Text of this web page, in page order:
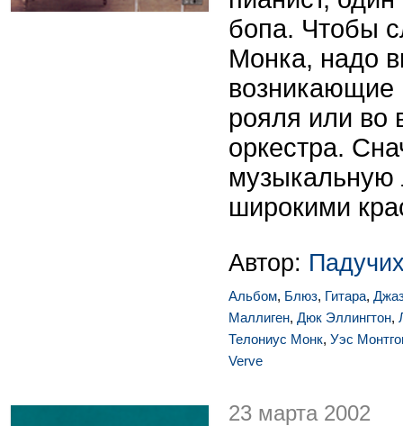
бопа. Чтобы
Монка, надо
возникающие
рояля или во
оркестра.
музыкальную
широкими
Автор:
Альбом, Блюз, Гитара,
Маллиген, Дюк Эллингтон,
Телониус Монк, Уэс
Verve
23 марта 2002